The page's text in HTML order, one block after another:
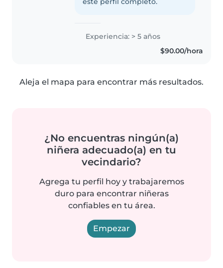
Experiencia: > 5 años
$90.00/hora
Aleja el mapa para encontrar más resultados.
¿No encuentras ningún(a)
niñera adecuado(a) en tu
vecindario?
Agrega tu perfil hoy y trabajaremos
duro para encontrar niñeras
confiables en tu área.
Empezar